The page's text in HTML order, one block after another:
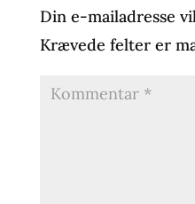
Din e-mailadresse
Krævede felter er